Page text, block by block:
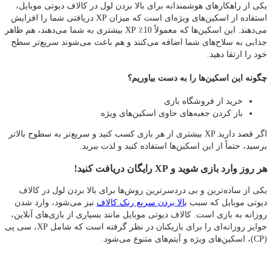
یکی از راهکارهای هوشمندانه برای بالا بردن لول در کالاف دیوتی موبایل،
استفاده از اسکین‌های ویژه‌ای است که میزان XP دریافتی شما را افزایش
می‌دهند. این اسکین‌ها که معمولاً 10٪ XP بیشتری به شما می‌دهند، هم ظاهر
جذابی به سلاح‌های شما اضافه می‌کنند و هم باعث می‌شوند سریع‌تر سطح
خود را ارتقا دهید.
چگونه این اسکین‌ها را به دست بیاوریم؟
خرید از فروشگاه بازی
باز کردن جعبه‌های حاوی اسکین‌های ویژه
اگر قصد دارید XP بیشتری از هر بازی کسب کنید و سریع‌تر به سطوح بالاتر
برسید، حتماً از این اسکین‌ها استفاده کنید و لذت ببرید.
هر روز وارد بازی شوید و XP رایگان دریافت کنید!
یکی از ساده‌ترین و بی‌ دردسرترین روش‌ها برای بالا بردن لول در کالاف
دیوتی موبایل که سبب بالا بردن سریع رنک کالاف نیز می‌شود، وارد شدن
روزانه به بازی است. کالاف دیوتی موبایل مانند بسیاری از بازی‌های آنلاین،
جوایز روزانه‌ای را برای بازیکنان در نظر گرفته است که شامل XP، سی پی
(CP)، اسکین‌های ویژه و آیتم‌های متنوع می‌شود.